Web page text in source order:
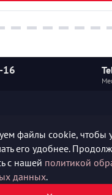
16
файлы cookie, чтобы
его удобнее.
с нашей политикой
данных.